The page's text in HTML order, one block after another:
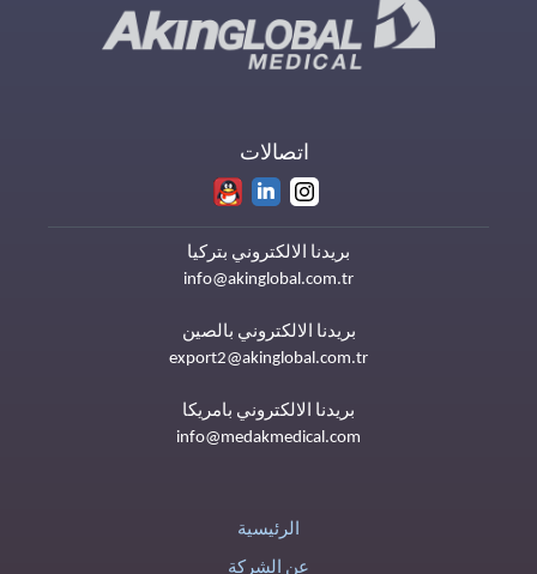
اتصالات
بريدنا الالكتروني بتركيا
info@akinglobal.com.tr
بريدنا الالكتروني بالصين
export2@akinglobal.com.tr
بريدنا الالكتروني بامريكا
info@medakmedical.com
الرئيسية
عن الشركة